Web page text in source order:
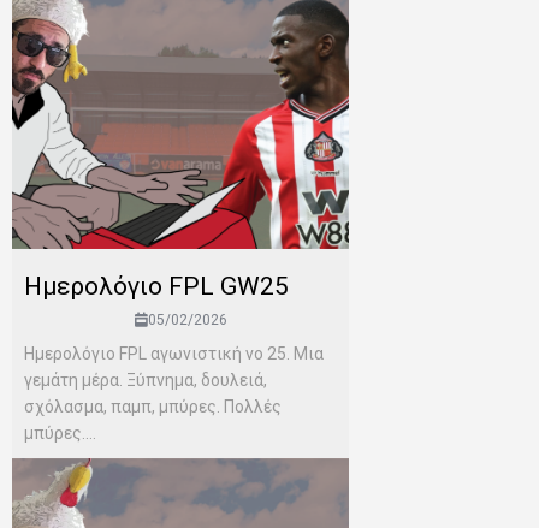
Ημερολόγιο FPL GW25
05/02/2026
Ημερολόγιο FPL αγωνιστική νο 25. Μια
γεμάτη μέρα. Ξύπνημα, δουλειά,
σχόλασμα, παμπ, μπύρες. Πολλές
μπύρες....